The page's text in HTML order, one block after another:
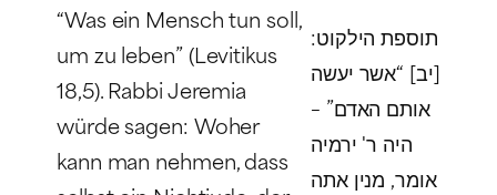
“Was ein Mensch tun soll,
um zu leben” (Levitikus
18,5). Rabbi Jeremia
würde sagen: Woher
kann man nehmen, dass
תוספת הילקוט:
[יב] “אשר יעשה
אותם האדם” –
היה ר' ירמיה
אומר, מנין אתה